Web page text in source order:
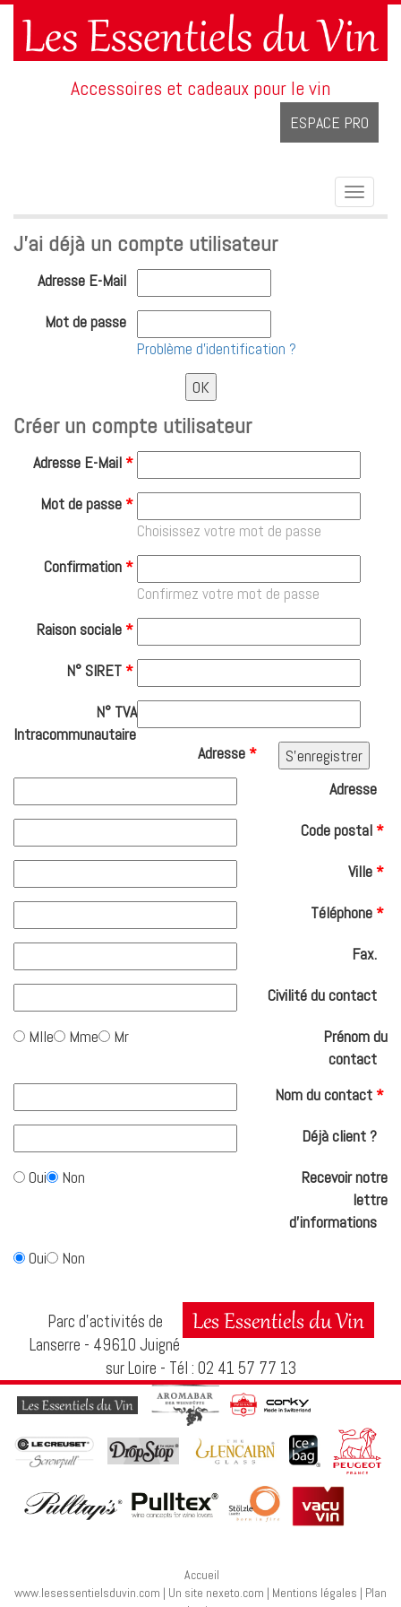
Accessoires et cadeaux pour le vin
ESPACE PRO
Toggle
J'ai déjà un compte utilisateur
Adresse E-Mail
Mot de passe
Problème d'identification ?
Créer un compte utilisateur
Adresse E-Mail*
Mot de passe*
Choisissez votre mot de passe
Confirmation*
Confirmez votre mot de passe
Raison sociale*
N° SIRET*
N° TVA
Intracommunautaire
Adresse*
Adresse
Code postal*
Ville*
Téléphone*
Fax.
Civilité du contact
Mlle
Mme Mr
Prénom du
contact
Nom du contact*
Déjà client ?
Oui
Non
Recevoir notre
lettre
d'informations
Oui
Non
Parc d’activités de
Lanserre - 49610 Juigné
sur Loire - Tél : 02 41 57 77 13
Accueil
www.lesessentielsduvin.com | Un site nexeto.com | Mentions légales | Plan